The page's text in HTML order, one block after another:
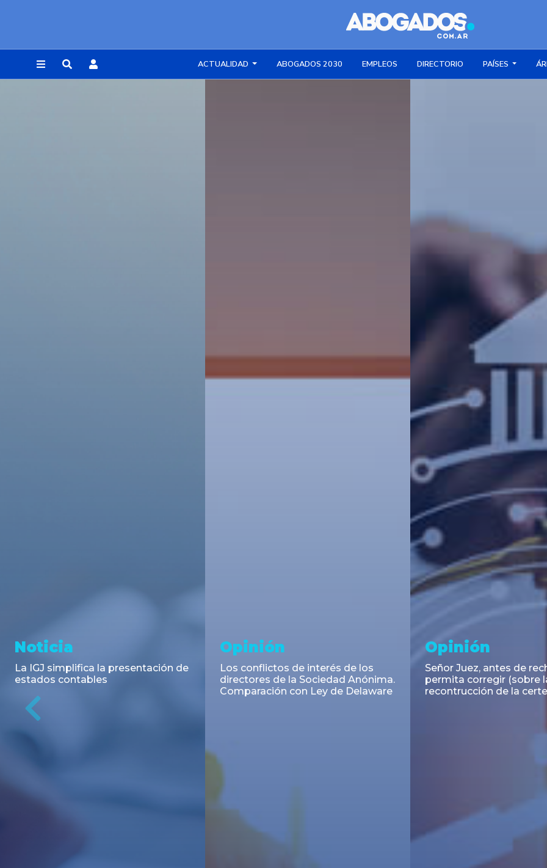
ACTUALIDAD ABOGADOS 2030 EMPLEOS DIRECTORIO PAÍSES
Asesoramiento y
Transacciones
DLA Piper Argentina y Bruchou &
Funes de Rioja asesoraron en la
emisión de Títulos de Deuda
Pública Adicionales de la Provincia
Asesoramiento y
Transacciones
TCA Tanoira Cassagne asesoró en
la emisión de las Obligaciones
Noticia
El INAES unifica y
régimen informativo
cooperativas y mutuales
Previous